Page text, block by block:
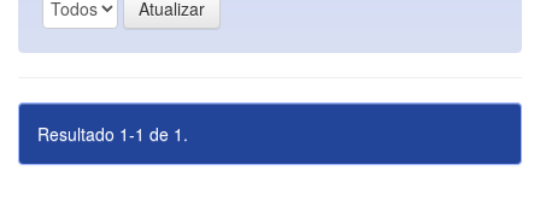
Resultado 1-1 de 1.